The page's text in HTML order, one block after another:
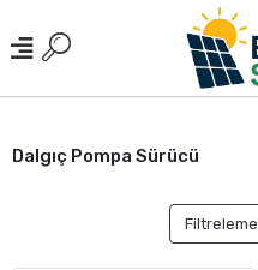
Dalgıç Pompa Sürücü
Filtreleme